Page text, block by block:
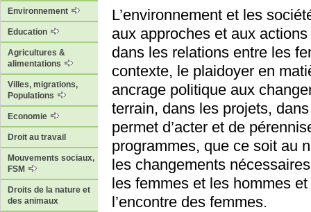
Environnement
Education
Agricultures &
alimentations
Villes, migrations,
Populations
Economie
Droit au travail
Mouvements sociaux,
FSM
Droits de la nature et
des animaux
L’environnement et les
aux approches et aux
dans les relations entre les
contexte, le plaidoyer en
ancrage politique aux
terrain, dans les projets,
permet d’acter et de
programmes, que ce soit au
les changements
les femmes et les hommes
l’encontre des femmes.